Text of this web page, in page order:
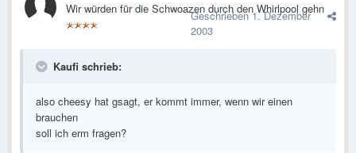
Wir würden für die Schwoazen durch den Whirlpool gehn
Geschrieben1. Dezember
2003
Kaufi schrieb:
also cheesy hat gsagt, er kommt immer, wenn wir einen
brauchen
soll ich erm fragen?